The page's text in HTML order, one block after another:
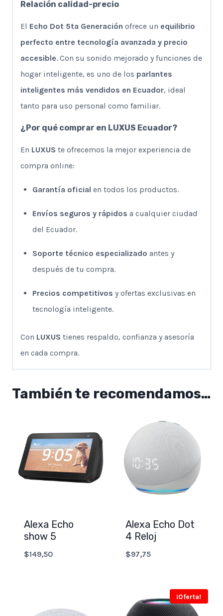
Relación calidad-precio
El Echo Dot 5ta Generación ofrece un equilibrio
perfecto entre tecnología avanzada y precio
accesible. Con su sonido mejorado y funciones de
hogar inteligente, es uno de los parlantes
inteligentes más vendidos en Ecuador, ideal
tanto para uso personal como familiar.
¿Por qué comprar en LUXUS Ecuador?
En LUXUS te ofrecemos la mejor experiencia de
compra online:
Garantía oficial en todos los productos.
Envíos seguros y rápidos a cualquier ciudad
del Ecuador.
Soporte técnico especializado antes y
después de tu compra.
Precios competitivos y ofertas exclusivas en
tecnología inteligente.
Con LUXUS tienes respaldo, confianza y asesoría
en cada compra.
También te recomendamos…
Alexa Echo
show 5
$149,50
Alexa Echo Dot
4 Reloj
$97,75
¡Oferta!